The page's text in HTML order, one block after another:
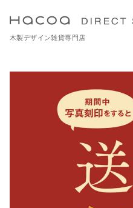
木製デザイン雑貨専門店